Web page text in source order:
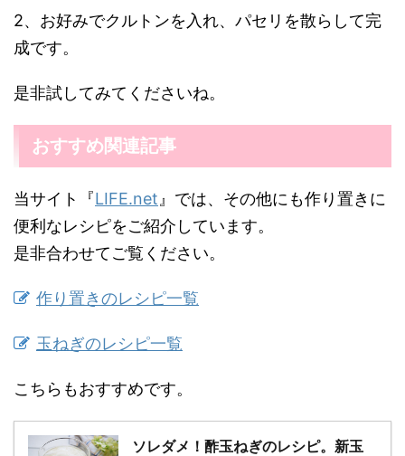
2、お好みでクルトンを入れ、パセリを散らして完
成です。
是非試してみてくださいね。
おすすめ関連記事
当サイト『LIFE.net 』では、その他にも作り置きに
便利なレシピをご紹介しています。
是非合わせてご覧ください。
作り置きのレシピ一覧
玉ねぎのレシピ一覧
こちらもおすすめです。
ソレダメ！酢玉ねぎのレシピ。新玉